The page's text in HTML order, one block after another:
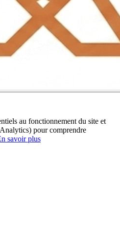
au fonctionnement du site et
pour comprendre
savoir plus